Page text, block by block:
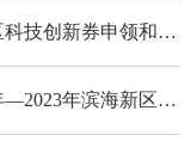
• 【申报通知】转发关于2024年滨海新区科技创新券申领和兑现的通知
• 【申报通知】转发关于开展受理2022年—2023年滨海新区科技创新券政策兑现工作的通知